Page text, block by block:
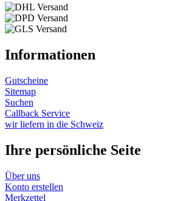
Informationen
Gutscheine
Sitemap
Suchen
Callback Service
wir liefern in die Schweiz
Ihre persönliche Seite
Über uns
Konto erstellen
Merkzettel